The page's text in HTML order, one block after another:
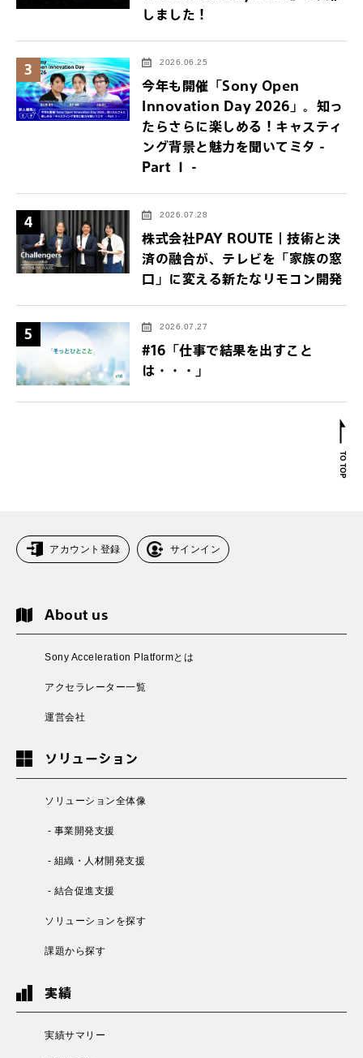
しました！
3 2026.06.25
今年も開催「Sony Open
Innovation Day 2026」。知っ
たらさらに楽しめる！キャスティ
ング背景と魅力を聞いてミタ -
Part Ⅰ -
4 2026.07.28
株式会社PAY ROUTE｜技術と決
済の融合が、テレビを「家族の窓
口」に変える新たなリモコン開発
5 2026.07.27
#16「仕事で結果を出すこと
は・・・」
アカウント登録 サインイン
About us
Sony Acceleration Platformとは
アクセラレーター一覧
運営会社
ソリューション
ソリューション全体像
- 事業開発支援
- 組織・人材開発支援
- 結合促進支援
ソリューションを探す
課題から探す
実績
実績サマリー